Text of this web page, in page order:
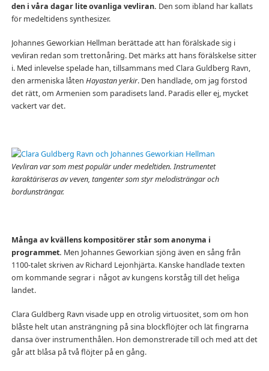
den i våra dagar lite ovanliga vevliran. Den som ibland har kallats
för medeltidens synthesizer.
Johannes Geworkian Hellman berättade att han förälskade sig i
vevliran redan som trettonåring. Det märks att hans förälskelse sitter
i. Med inlevelse spelade han, tillsammans med Clara Guldberg Ravn,
den armeniska låten Hayastan yerkir. Den handlade, om jag förstod
det rätt, om Armenien som paradisets land. Paradis eller ej, mycket
vackert var det.
Vevliran var som mest populär under medeltiden. Instrumentet
karaktäriseras av veven, tangenter som styr melodisträngar och
bordunsträngar.
Många av kvällens kompositörer står som anonyma i
programmet. Men Johannes Geworkian sjöng även en sång från
1100-talet skriven av Richard Lejonhjärta. Kanske handlade texten
om kommande segrar i något av kungens korståg till det heliga
landet.
Clara Guldberg Ravn visade upp en otrolig virtuositet, som om hon
blåste helt utan ansträngning på sina blockflöjter och lät fingrarna
dansa över instrumenthålen. Hon demonstrerade till och med att det
går att blåsa på två flöjter på en gång.